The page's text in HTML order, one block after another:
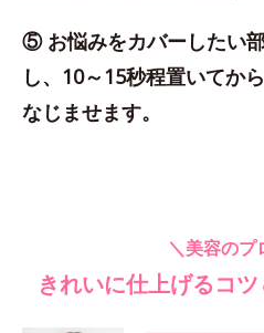
⑤ お悩みをカバーしたい
し、10～15秒程置いてか
なじませます。
＼美容のプ
きれいに仕上げるコ